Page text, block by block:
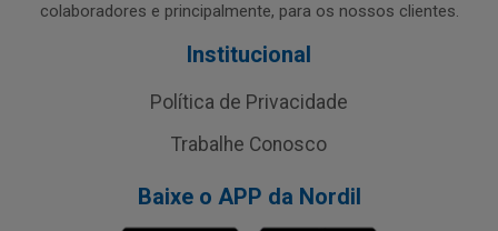
colaboradores e principalmente, para os nossos clientes.
Institucional
Política de Privacidade
Trabalhe Conosco
Baixe o APP da Nordil